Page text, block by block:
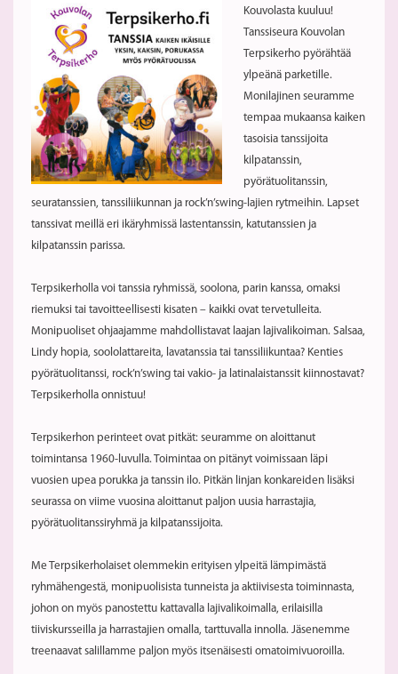
Kouvolasta kuuluu!
Tanssiseura Kouvolan
Terpsikerho pyörähtää
ylpeänä parketille.
Monilajinen seuramme
tempaa mukaansa kaiken
tasoisia tanssijoita
kilpatanssin,
pyörätuolitanssin,
seuratanssien, tanssiliikunnan ja rock’n’swing-lajien rytmeihin. Lapset
tanssivat meillä eri ikäryhmissä lastentanssin, katutanssien ja
kilpatanssin parissa.
Terpsikerholla voi tanssia ryhmissä, soolona, parin kanssa, omaksi
riemuksi tai tavoitteellisesti kisaten – kaikki ovat tervetulleita.
Monipuoliset ohjaajamme mahdollistavat laajan lajivalikoiman. Salsaa,
Lindy hopia, soololattareita, lavatanssia tai tanssiliikuntaa? Kenties
pyörätuolitanssi, rock’n’swing tai vakio- ja latinalaistanssit kiinnostavat?
Terpsikerholla onnistuu!
Terpsikerhon perinteet ovat pitkät: seuramme on aloittanut
toimintansa 1960-luvulla. Toimintaa on pitänyt voimissaan läpi
vuosien upea porukka ja tanssin ilo. Pitkän linjan konkareiden lisäksi
seurassa on viime vuosina aloittanut paljon uusia harrastajia,
pyörätuolitanssiryhmä ja kilpatanssijoita.
Me Terpsikerholaiset olemmekin erityisen ylpeitä lämpimästä
ryhmähengestä, monipuolisista tunneista ja aktiivisesta toiminnasta,
johon on myös panostettu kattavalla lajivalikoimalla, erilaisilla
tiiviskursseilla ja harrastajien omalla, tarttuvalla innolla. Jäsenemme
treenaavat salillamme paljon myös itsenäisesti omatoimivuoroilla.